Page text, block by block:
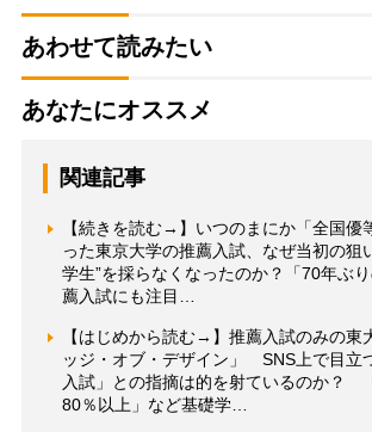
あわせて読みたい
あなたにオススメ
関連記事
【続きを読む→】いつのまにか「全国優
った東京大学の推薦入試、なぜ当初の狙
学生”を採らなくなったのか？「70年ぶ
薦入試にも注目…
【はじめから読む→】推薦入試のみの東
ッジ・オブ・デザイン」 SNS上で目立
入試」との指摘は的を射ているのか？
80％以上」など基礎学…